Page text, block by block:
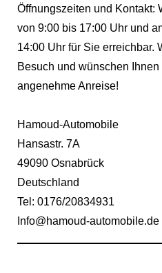
Öffnungszeiten und Kontakt:
von 9:00 bis 17:00 Uhr und
14:00 Uhr für Sie erreichbar.
Besuch und wünschen
angenehme Anreise!
Hamoud-Automobile
Hansastr. 7A
49090 Osnabrück
Deutschland
Tel: 0176/20834931
Info@hamoud-automobile.de